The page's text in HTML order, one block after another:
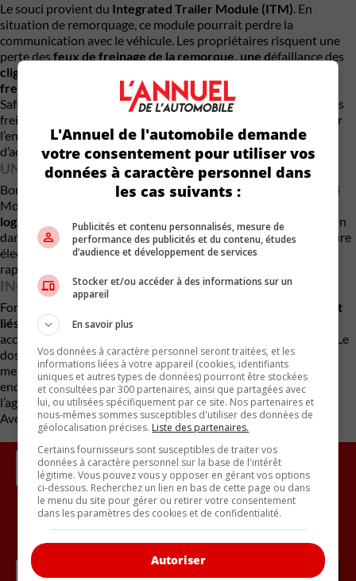
Le souci provient du Integrated Trailer Module (ITM). En
situation de remorquage, ce module pourrait perdre la
communication avec le véhicule. Les propriétaires risquent une
perte des feux de freinage de la remorque, une défaillance des
clignotants et d
freinage de la remorque.Selon la
National Highway Traffic
Safety Administration (NHTSA), une défaillance des feux ou des
freins de remorque réduit la capacité du conducteur à contrôler
l’ensemble véhicule-remorque, augmentant ainsi le risque
d’accident.
UNE CORRECTION PAR MISE À JOUR À DISTANCE
Bonne nouvelle : il ne s’agit pas d’un problème mécanique.
Ford
Motor Company
logicielle à distance (OTA), sans visite obligatoire en concession
dans la majorité des cas. C’est l’un des avantages de l’architecture
électronique moderne : les correctifs peuvent être déployés
rapidement et à grande échelle.
INCIDENTS RAPPORTÉS
Ford indique être au courant de
407 incidents potentiellement
liés
à ce problème. Le constructeur précise toutefois qu’aucun
accident n’a été confirmé et aucune blessure signalée à ce jour. Le
dossier aurait été discuté en décembre lors d’une rencontre
mensuelle avec la NHTSA. En janvier, Ford aurait rouvert son
enquête interne afin de tenir compte des préoccupations de
l’agence fédérale.
Avec des renseignements d’Automotive News
Inscrivez vous à l'infolettre.
L'Annuel de l'automobile demande
votre consentement pour utiliser vos
données à caractère personnel dans
les cas suivants :
Publicités et contenu personnalisés, mesure de
performance des publicités et du contenu, études
d’audience et développement de services
Stocker et/ou accéder à des informations sur un
appareil
En savoir plus
Vos données à caractère personnel seront traitées, et les
informations liées à votre appareil (cookies, identifiants
uniques et autres types de données) pourront être stockées
et consultées par 300 partenaires, ainsi que partagées avec
lui, ou utilisées spécifiquement par ce site. Nos partenaires et
nous-mêmes sommes susceptibles d'utiliser des données de
géolocalisation précises. Liste des partenaires.
Certains fournisseurs sont susceptibles de traiter vos
données à caractère personnel sur la base de l'intérêt
légitime. Vous pouvez vous y opposer en gérant vos options
ci-dessous. Recherchez un lien en bas de cette page ou dans
le menu du site pour gérer ou retirer votre consentement
dans les paramètres des cookies et de confidentialité.
Autoriser